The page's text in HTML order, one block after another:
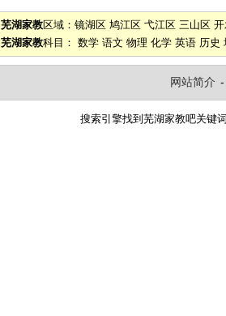
芜湖家教区域： 镜湖区 鸠江区 弋江区 三山区
芜湖家教科目： 数学 语文 物理 化学 英语 历史
网站简介
搜索引擎找到 芜湖家教吧关键